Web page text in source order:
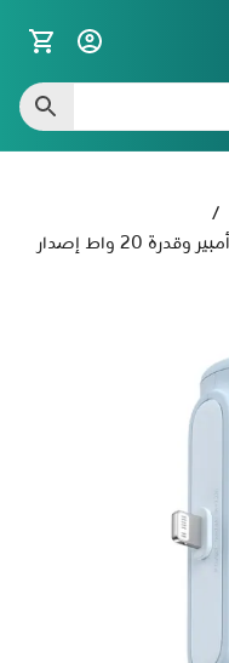
/
باور بانك Compact بسعة 5000 مللي أمبير وقدرة 20 واط إصدار